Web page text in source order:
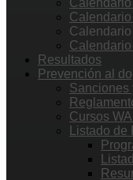
Resultados
Prevención al
Sanciones
Cursos
Listado